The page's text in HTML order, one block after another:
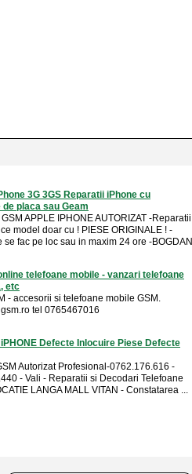
3G 3GS Reparatii iPhone cu
placa sau Geam
APPLE IPHONE AUTORIZAT -Reparatii
model doar cu ! PIESE ORIGINALE ! -
se fac pe loc sau in maxim 24 ore -BOGDAN
telefoane mobile - vanzari telefoane
etc
- accesorii si telefoane mobile GSM.
tel 0765467016
Defecte Inlocuire Piese Defecte
Autorizat Profesional-0762.176.616 -
- Vali - Reparatii si Decodari Telefoane
LANGA MALL VITAN - Constatarea ...